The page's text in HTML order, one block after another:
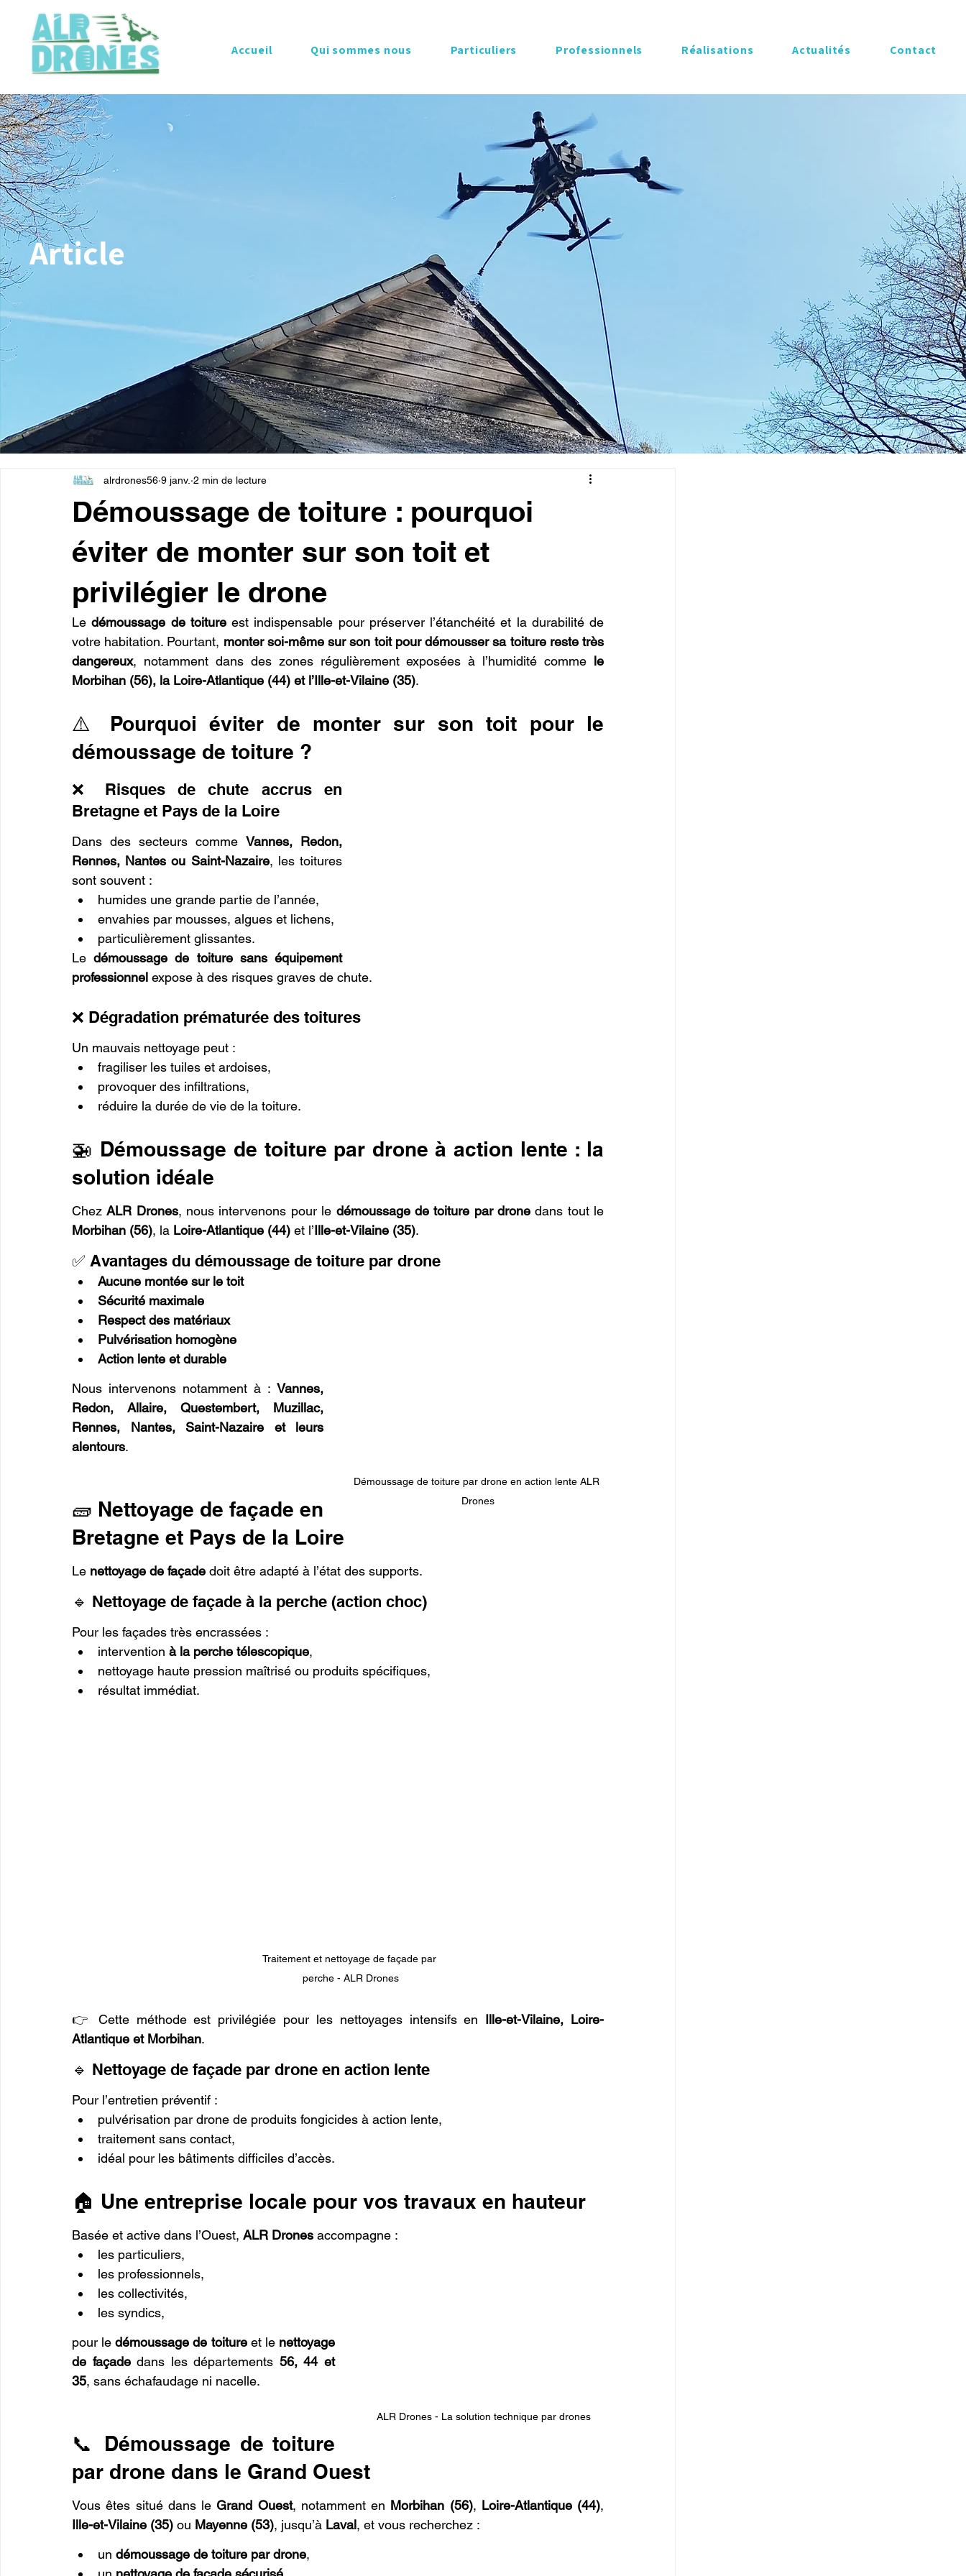
Accueil Qui sommes nous Particuliers Professionnels Réalisations ​Actualités Contact
Article
Démoussage de toiture : pourquoi
éviter de monter sur son toit et
privilégier le drone
alrdrones56 9 janv. 2 min de lecture
Le démoussage de toiture est indispensable pour préserver l’étanchéité et la durabilité de
votre habitation. Pourtant, monter soi-même sur son toit pour démousser sa toiture reste très
dangereux, notamment dans des zones régulièrement exposées à l’humidité comme le
Morbihan (56), la Loire-Atlantique (44) et l’Ille-et-Vilaine (35).
⚠️ Pourquoi éviter de monter sur son toit pour le
démoussage de toiture ?
❌ Risques de chute accrus en
Bretagne et Pays de la Loire
Dans des secteurs comme Vannes, Redon,
Rennes, Nantes ou Saint-Nazaire, les toitures
sont souvent :
humides une grande partie de l’année,
envahies par mousses, algues et lichens,
particulièrement glissantes.
Le démoussage de toiture sans équipement
professionnel expose à des risques graves de chute.
❌ Dégradation prématurée des toitures
Un mauvais nettoyage peut :
fragiliser les tuiles et ardoises,
provoquer des infiltrations,
réduire la durée de vie de la toiture.
🚁 Démoussage de toiture par drone à action lente : la
solution idéale
Chez ALR Drones, nous intervenons pour le démoussage de toiture par drone
Morbihan (56), la Loire-Atlantique (44) et l’Ille-et-Vilaine (35).
✅ Avantages du démoussage de toiture par drone
Démoussage de toiture par drone en action lente ALR
Drones
Aucune montée sur le toit
Sécurité maximale
Respect des matériaux
Pulvérisation homogène
Action lente et durable
Nous intervenons notamment à : Vannes,
Redon, Allaire, Questembert, Muzillac,
Rennes, Nantes, Saint-Nazaire et leurs
alentours.
🧱 Nettoyage de façade en
Bretagne et Pays de la Loire
Le nettoyage de façade doit être adapté à l’état des supports.
🔹 Nettoyage de façade à la perche (action choc)
Pour les façades très encrassées :
intervention à la perche télescopique,
nettoyage haute pression maîtrisé ou produits spécifiques,
résultat immédiat.
Traitement et nettoyage de façade par
perche - ALR Drones
👉 Cette méthode est privilégiée pour les nettoyages intensifs en Ille-et-Vilaine, Loire-
Atlantique et Morbihan.
🔹 Nettoyage de façade par drone en action lente
Pour l’entretien préventif :
pulvérisation par drone de produits fongicides à action lente,
traitement sans contact,
idéal pour les bâtiments difficiles d’accès.
🏠 Une entreprise locale pour vos travaux en hauteur
Basée et active dans l’Ouest, ALR Drones accompagne :
ALR Drones - La solution technique par drones
les particuliers,
les professionnels,
les collectivités,
les syndics,
pour le démoussage de toiture et le nettoyage
de façade dans les départements 56, 44 et
35, sans échafaudage ni nacelle.
📞 Démoussage de toiture
par drone dans le Grand Ouest
Vous êtes situé dans le Grand Ouest, notamment en Morbihan (56), Loire-Atlantique (44)
Ille-et-Vilaine (35) ou Mayenne (53), jusqu’à Laval, et vous recherchez :
un démoussage de toiture par drone,